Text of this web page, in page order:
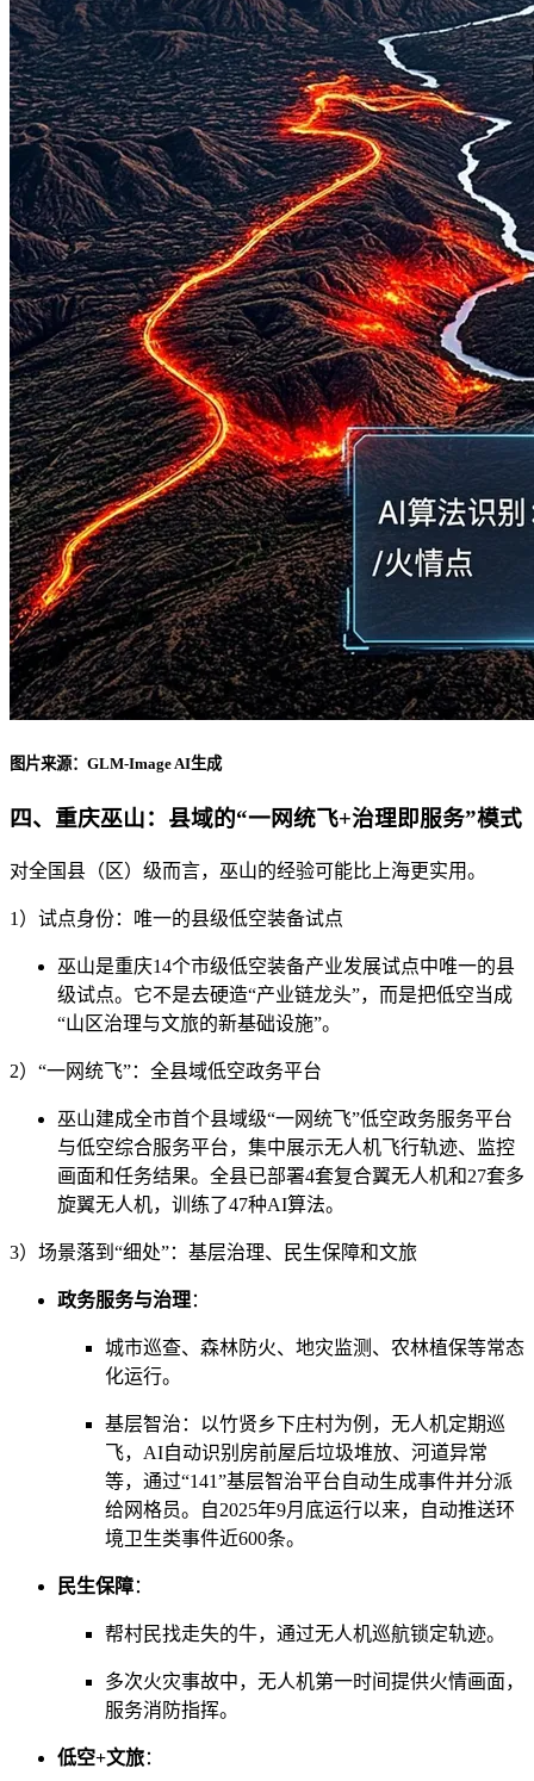
图片来源：GLM-Image AI生成
四、重庆巫山：县域的“一网统飞+治理即服务”模式
对全国县（区）级而言，巫山的经验可能比上海更实用。
1）试点身份：唯一的县级低空装备试点
巫山是重庆14个市级低空装备产业发展试点中唯一的县
级试点。它不是去硬造“产业链龙头”，而是把低空当成
“山区治理与文旅的新基础设施”。
2）“一网统飞”：全县域低空政务平台
巫山建成全市首个县域级“一网统飞”低空政务服务平台
与低空综合服务平台，集中展示无人机飞行轨迹、监控
画面和任务结果。全县已部署4套复合翼无人机和27套多
旋翼无人机，训练了47种AI算法。
3）场景落到“细处”：基层治理、民生保障和文旅
政务服务与治理：
城市巡查、森林防火、地灾监测、农林植保等常态
化运行。
基层智治：以竹贤乡下庄村为例，无人机定期巡
飞，AI自动识别房前屋后垃圾堆放、河道异常
等，通过“141”基层智治平台自动生成事件并分派
给网格员。自2025年9月底运行以来，自动推送环
境卫生类事件近600条。
民生保障：
帮村民找走失的牛，通过无人机巡航锁定轨迹。
多次火灾事故中，无人机第一时间提供火情画面，
服务消防指挥。
低空+文旅：